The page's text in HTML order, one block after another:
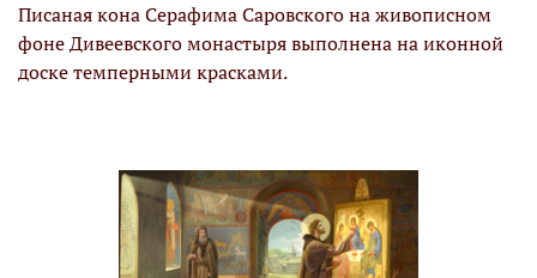
Писаная кона Серафима Саровского на живописном
фоне Дивеевского монастыря выполнена на иконной
доске темперными красками.